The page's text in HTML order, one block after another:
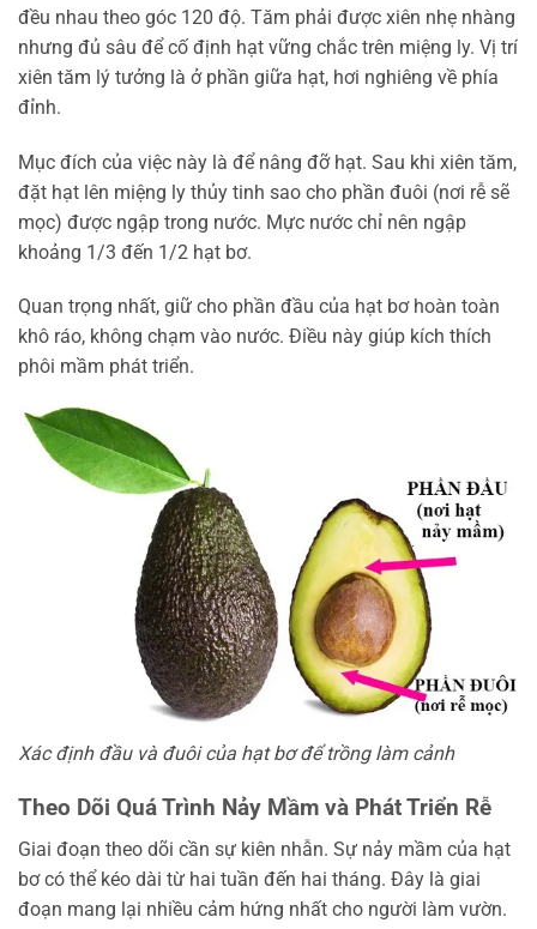
đều nhau theo góc 120 độ. Tăm phải được xiên nhẹ nhàng
nhưng đủ sâu để cố định hạt vững chắc trên miệng ly. Vị trí
xiên tăm lý tưởng là ở phần giữa hạt, hơi nghiêng về phía
đỉnh.
Mục đích của việc này là để nâng đỡ hạt. Sau khi xiên tăm,
đặt hạt lên miệng ly thủy tinh sao cho phần đuôi (nơi rễ sẽ
mọc) được ngập trong nước. Mực nước chỉ nên ngập
khoảng 1/3 đến 1/2 hạt bơ.
Quan trọng nhất, giữ cho phần đầu của hạt bơ hoàn toàn
khô ráo, không chạm vào nước. Điều này giúp kích thích
phôi mầm phát triển.
Xác định đầu và đuôi của hạt bơ để trồng làm cảnh
Theo Dõi Quá Trình Nảy Mầm và Phát Triển Rễ
Giai đoạn theo dõi cần sự kiên nhẫn. Sự nảy mầm của hạt
bơ có thể kéo dài từ hai tuần đến hai tháng. Đây là giai
đoạn mang lại nhiều cảm hứng nhất cho người làm vườn.